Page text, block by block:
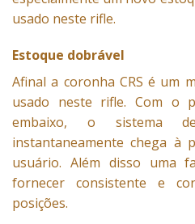
usado neste rifle.
Estoque dobrável
Afinal a coronha CRS é um
usado neste rifle. Com o
embaixo, o sistema
instantaneamente chega à
usuário. Além disso uma
fornecer consistente e
posições.